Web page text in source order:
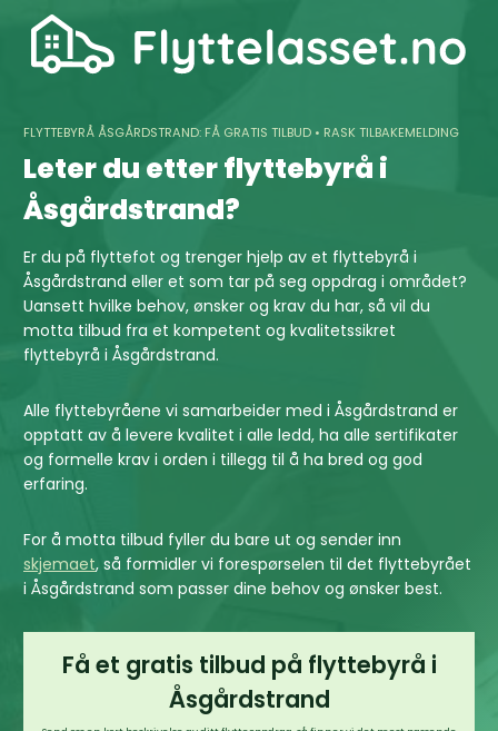
content
FLYTTEBYRÅ ÅSGÅRDSTRAND: FÅ GRATIS TILBUD • RASK TILBAKEMELDING
Leter du etter flyttebyrå i
Åsgårdstrand?
Er du på flyttefot og trenger hjelp av et flyttebyrå i
Åsgårdstrand eller et som tar på seg oppdrag i området?
Uansett hvilke behov, ønsker og krav du har, så vil du
motta tilbud fra et kompetent og kvalitetssikret
flyttebyrå i Åsgårdstrand.
Alle flyttebyråene vi samarbeider med i Åsgårdstrand er
opptatt av å levere kvalitet i alle ledd, ha alle sertifikater
og formelle krav i orden i tillegg til å ha bred og god
erfaring.
For å motta tilbud fyller du bare ut og sender inn
skjemaet, så formidler vi forespørselen til det flyttebyrået
i Åsgårdstrand som passer dine behov og ønsker best.
Få et gratis tilbud på flyttebyrå i
Åsgårdstrand